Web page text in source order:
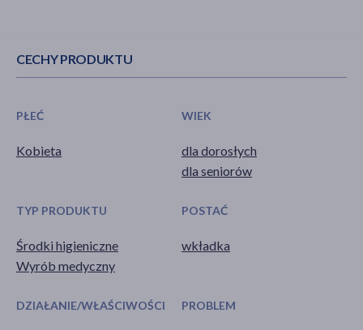
CECHY PRODUKTU
PŁEĆ
Kobieta
WIEK
dla dorosłych
dla seniorów
TYP PRODUKTU
Środki higieniczne
Wyrób medyczny
POSTAĆ
wkładka
DZIAŁANIE/WŁAŚCIWOŚCI PROBLEM